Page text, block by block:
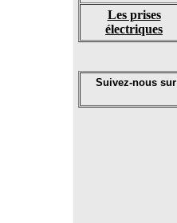
Les prises
électriques
Suivez-nous sur